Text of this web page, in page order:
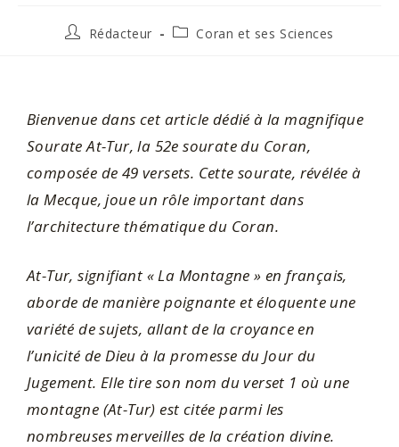
Rédacteur Coran et ses Sciences
Bienvenue dans cet article dédié à la magnifique
Sourate At-Tur, la 52e sourate du Coran,
composée de 49 versets. Cette sourate, révélée à
la Mecque, joue un rôle important dans
l’architecture thématique du Coran.
At-Tur, signifiant « La Montagne » en français,
aborde de manière poignante et éloquente une
variété de sujets, allant de la croyance en
l’unicité de Dieu à la promesse du Jour du
Jugement. Elle tire son nom du verset 1 où une
montagne (At-Tur) est citée parmi les
nombreuses merveilles de la création divine.